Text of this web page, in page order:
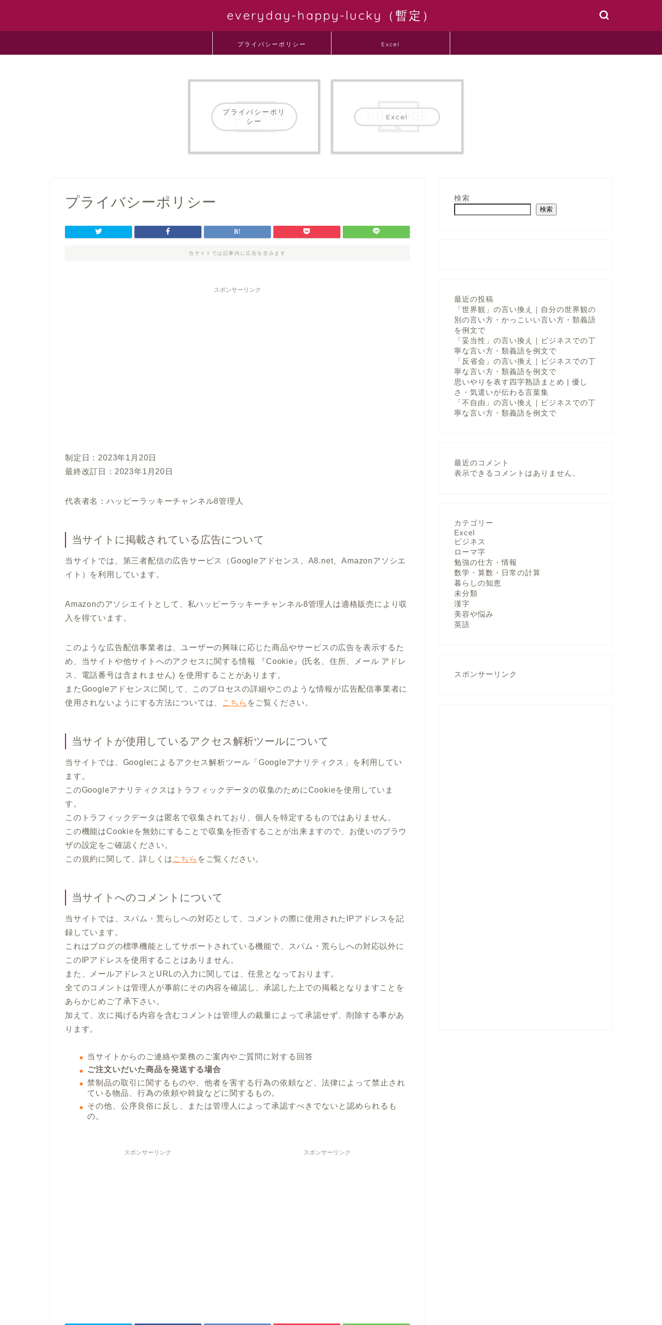
everyday-happy-lucky（暫定）
プライバシーポリシー Excel
プライバシーポリ
シー
Excel
プライバシーポリシー
当サイトでは記事内に広告を含みます
スポンサーリンク
制定日：2023年1月20日
最終改訂日：2023年1月20日
代表者名：ハッピーラッキーチャンネル8管理人
当サイトに掲載されている広告について
当サイトでは、第三者配信の広告サービス（Googleアドセンス、A8.net、Amazonアソシエ
イト）を利用しています。
Amazonのアソシエイトとして、私ハッピーラッキーチャンネル8管理人は適格販売により収
入を得ています。
このような広告配信事業者は、ユーザーの興味に応じた商品やサービスの広告を表示するた
め、当サイトや他サイトへのアクセスに関する情報 『Cookie』(氏名、住所、メール アドレ
ス、電話番号は含まれません) を使用することがあります。
またGoogleアドセンスに関して、このプロセスの詳細やこのような情報が広告配信事業者に
使用されないようにする方法については、
こちら をご覧ください。
当サイトが使用しているアクセス解析ツールについて
当サイトでは、Googleによるアクセス解析ツール「Googleアナリティクス」を利用してい
ます。
このGoogleアナリティクスはトラフィックデータの収集のためにCookieを使用していま
す。
このトラフィックデータは匿名で収集されており、個人を特定するものではありません。
この機能はCookieを無効にすることで収集を拒否することが出来ますので、お使いのブラウ
ザの設定をご確認ください。
この規約に関して、詳しくはこちら をご覧ください。
当サイトへのコメントについて
当サイトでは、スパム・荒らしへの対応として、コメントの際に使用されたIPアドレスを記
録しています。
これはブログの標準機能としてサポートされている機能で、スパム・荒らしへの対応以外に
このIPアドレスを使用することはありません。
また、メールアドレスとURLの入力に関しては、任意となっております。
全てのコメントは管理人が事前にその内容を確認し、承認した上での掲載となりますことを
あらかじめご了承下さい。
加えて、次に掲げる内容を含むコメントは管理人の裁量によって承認せず、削除する事があ
ります。
当サイトからのご連絡や業務のご案内やご質問に対する回答
ご注文いだいた商品を発送する場合
禁制品の取引に関するものや、他者を害する行為の依頼など、法律によって禁止され
ている物品、行為の依頼や斡旋などに関するもの。
その他、公序良俗に反し、または管理人によって承認すべきでないと認められるも
の。
スポンサーリンク スポンサーリンク
検索
検索
最近の投稿
「世界観」の言い換え｜自分の世界観の
別の言い方・かっこいい言い方・類義語
を例文で
「妥当性」の言い換え｜ビジネスでの丁
寧な言い方・類義語を例文で
「反省会」の言い換え｜ビジネスでの丁
寧な言い方・類義語を例文で
思いやりを表す四字熟語まとめ | 優し
さ・気遣いが伝わる言葉集
「不自由」の言い換え｜ビジネスでの丁
寧な言い方・類義語を例文で
最近のコメント
表示できるコメントはありません。
カテゴリー
Excel
ビジネス
ローマ字
勉強の仕方・情報
数学・算数・日常の計算
暮らしの知恵
未分類
漢字
美容や悩み
英語
スポンサーリンク